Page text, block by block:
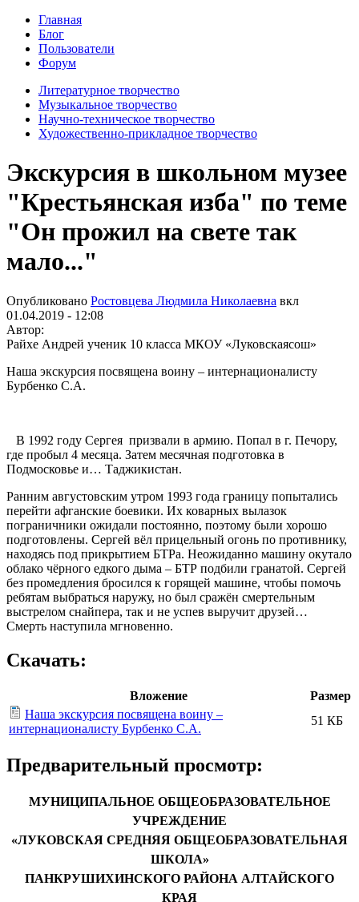
Главная
Блог
Пользователи
Форум
Литературное творчество
Музыкальное творчество
Научно-техническое творчество
Художественно-прикладное творчество
Экскурсия в школьном музее
"Крестьянская изба" по теме
"Он прожил на свете так
мало..."
Опубликовано Ростовцева Людмила Николаевна вкл
01.04.2019 - 12:08
Автор:
Райхе Андрей ученик 10 класса МКОУ «Луковскаясош»
Наша экскурсия посвящена воину – интернационалисту
Бурбенко С.А.
В 1992 году Сергея призвали в армию. Попал в г. Печору,
где пробыл 4 месяца. Затем месячная подготовка в
Подмосковье и… Таджикистан.
Ранним августовским утром 1993 года границу попытались
перейти афганские боевики. Их коварных вылазок
пограничники ожидали постоянно, поэтому были хорошо
подготовлены. Сергей вёл прицельный огонь по противнику,
находясь под прикрытием БТРа. Неожиданно машину окутало
облако чёрного едкого дыма – БТР подбили гранатой. Сергей
без промедления бросился к горящей машине, чтобы помочь
ребятам выбраться наружу, но был сражён смертельным
выстрелом снайпера, так и не успев выручит друзей…
Смерть наступила мгновенно.
Скачать:
Вложение
Размер
Наша экскурсия посвящена воину –
интернационалисту Бурбенко С.А.
51 КБ
Предварительный просмотр:
МУНИЦИПАЛЬНОЕ ОБЩЕОБРАЗОВАТЕЛЬНОЕ
УЧРЕЖДЕНИЕ
«ЛУКОВСКАЯ СРЕДНЯЯ ОБЩЕОБРАЗОВАТЕЛЬНАЯ
ШКОЛА»
ПАНКРУШИХИНСКОГО РАЙОНА АЛТАЙСКОГО
КРАЯ